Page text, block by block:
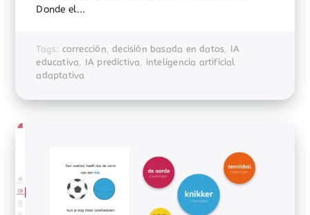
Donde el...
Tags: corrección,decisión basada en datos, IA
educativa, IA predictiva, inteligencia artificial
adaptativa